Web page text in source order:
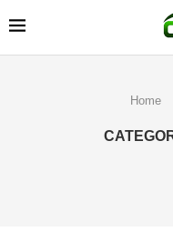
Home